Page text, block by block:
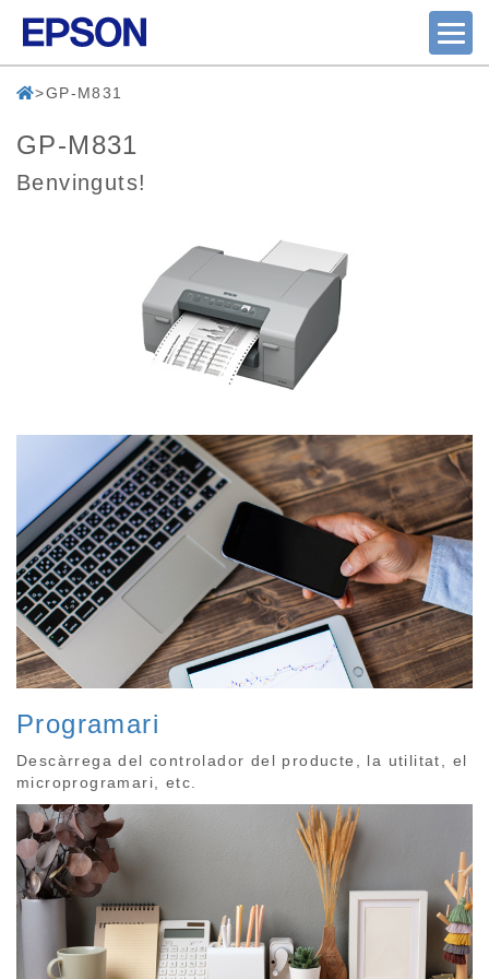
GP-M831
GP-M831
Benvinguts!
Programari
Descàrrega del controlador del producte, la utilitat, el
microprogramari, etc.